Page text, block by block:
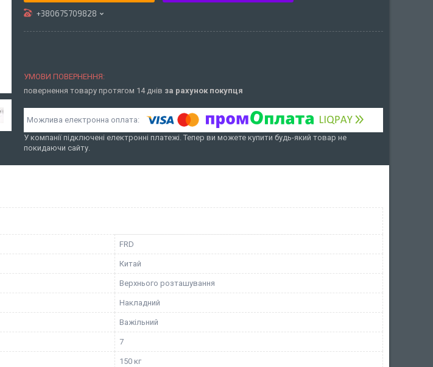
+380675709828
повернення товару протягом 14 днів за рахунок покупця
У компанії підключені електронні платежі. Тепер ви можете купити будь-який товар не
покидаючи сайту.
FRD
Китай
Верхнього розташування
Накладний
Важільний
7
150 кг